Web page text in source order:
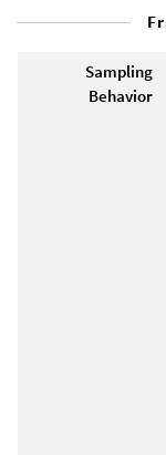
Sampling
Behavior